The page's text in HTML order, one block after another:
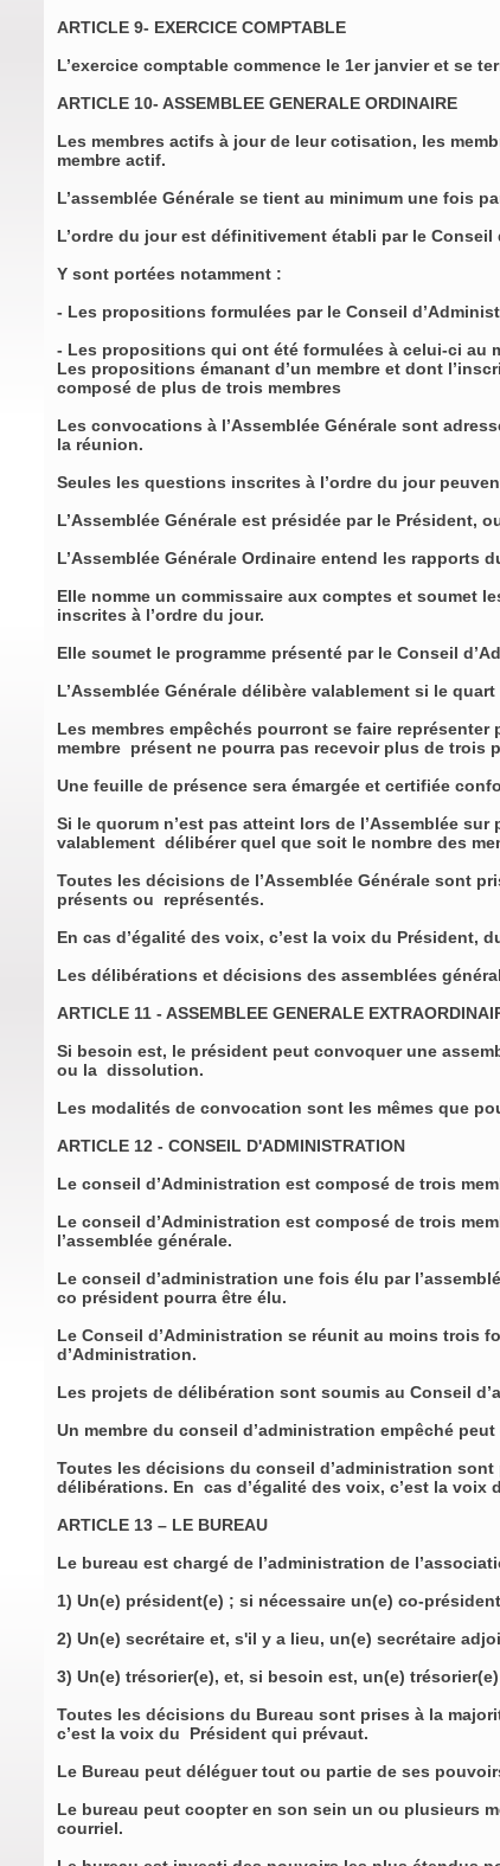
ARTICLE 9- EXERCICE COMPTABLE
L’exercice comptable commence le 1er janvier et se
ARTICLE 10- ASSEMBLEE GENERALE ORDINAIRE
Les membres actifs à jour de leur cotisation, les
membre actif.
L’assemblée Générale se tient au minimum une fois
L’ordre du jour est définitivement établi par le
Y sont portées notamment :
- Les propositions formulées par le Conseil
- Les propositions qui ont été formulées à celui-ci au
Les propositions émanant d’un membre et dont
composé de plus de trois membres
Les convocations à l’Assemblée Générale sont
la réunion.
Seules les questions inscrites à l’ordre du jour
L’Assemblée Générale est présidée par le
L’Assemblée Générale Ordinaire entend les rapports
Elle nomme un commissaire aux comptes et soumet
inscrites à l’ordre du jour.
Elle soumet le programme présenté par le Conseil
L’Assemblée Générale délibère valablement si le
Les membres empêchés pourront se faire
membre présent ne pourra pas recevoir plus de trois
Une feuille de présence sera émargée et certifiée
Si le quorum n’est pas atteint lors de l’Assemblée
valablement délibérer quel que soit le nombre des
Toutes les décisions de l’Assemblée Générale sont
présents ou représentés.
En cas d’égalité des voix, c’est la voix du Président,
Les délibérations et décisions des assemblées
ARTICLE 11 - ASSEMBLEE GENERALE
Si besoin est, le président peut convoquer une
ou la dissolution.
Les modalités de convocation sont les mêmes que
ARTICLE 12 - CONSEIL D'ADMINISTRATION
Le conseil d’Administration est composé de trois
Le conseil d’Administration est composé de trois
l’assemblée générale.
Le conseil d’administration une fois élu par
co président pourra être élu.
Le Conseil d’Administration se réunit au moins trois
d’Administration.
Les projets de délibération sont soumis au Conseil
Un membre du conseil d’administration empêché
Toutes les décisions du conseil d’administration
délibérations. En cas d’égalité des voix, c’est la voix
ARTICLE 13 – LE BUREAU
Le bureau est chargé de l’administration de
1) Un(e) président(e) ; si nécessaire un(e) co-
2) Un(e) secrétaire et, s'il y a lieu, un(e) secrétaire
3) Un(e) trésorier(e), et, si besoin est, un(e)
Toutes les décisions du Bureau sont prises à la
c’est la voix du Président qui prévaut.
Le Bureau peut déléguer tout ou partie de ses
Le bureau peut coopter en son sein un ou plusieurs
courriel.